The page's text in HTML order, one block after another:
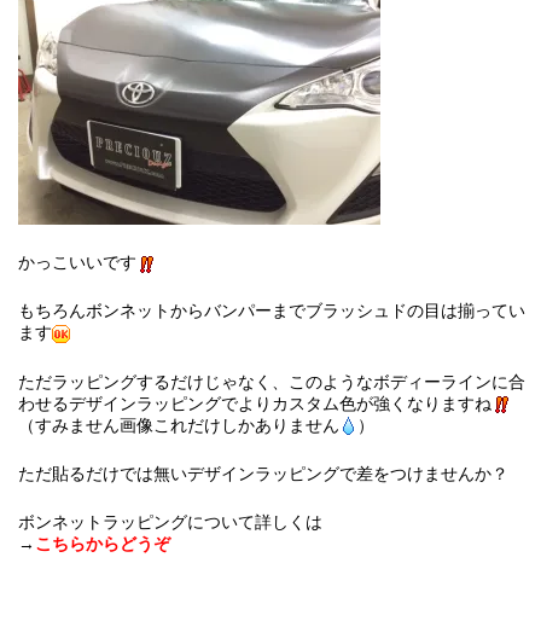
かっこいいです
もちろんボンネットからバンパーまでブラッシュドの目は揃ってい
ます
ただラッピングするだけじゃなく、このようなボディーラインに合
わせるデザインラッピングでよりカスタム色が強くなりますね
（すみません画像これだけしかありません
）
ただ貼るだけでは無いデザインラッピングで差をつけませんか？
ボンネットラッピングについて詳しくは
→ こちらからどうぞ